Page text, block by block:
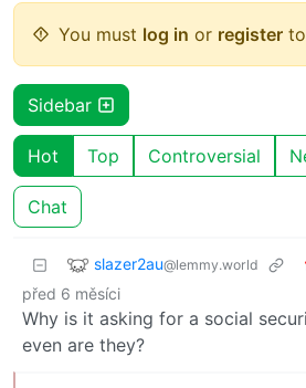
You must log in or register
Sidebar
Hot Top Controversial
Chat
slazer2au@lemmy.world
před 6 měsíci
Why is it asking for a social
even are they?